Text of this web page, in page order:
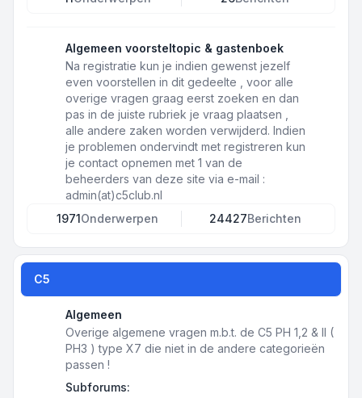
Algemeen voorsteltopic & gastenboek
Na registratie kun je indien gewenst jezelf
even voorstellen in dit gedeelte , voor alle
overige vragen graag eerst zoeken en dan
pas in de juiste rubriek je vraag plaatsen ,
alle andere zaken worden verwijderd. Indien
je problemen ondervindt met registreren kun
je contact opnemen met 1 van de
beheerders van deze site via e-mail :
admin(at)c5club.nl
1971Onderwerpen 24427Berichten
C5
Algemeen
Overige algemene vragen m.b.t. de C5 PH 1,2 & II (
PH3 ) type X7 die niet in de andere categorieën
passen !
Subforums: